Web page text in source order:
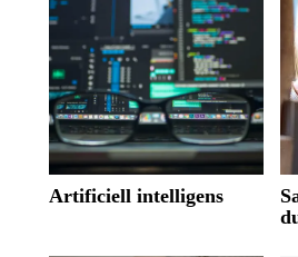
Artificiell intelligens